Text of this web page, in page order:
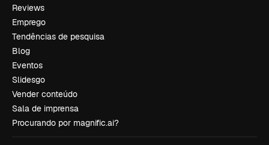
Reviews
Emprego
Tendências de pesquisa
Blog
Eventos
Slidesgo
Vender conteúdo
Sala de imprensa
Procurando por magnific.ai?